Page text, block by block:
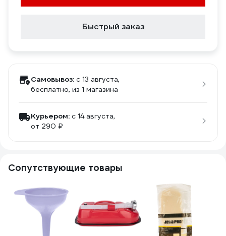
Быстрый заказ
Самовывоз: c 13 августа,
бесплатно, из 1 магазина
Курьером: c 14 августа,
от 290 ₽
Сопутствующие товары